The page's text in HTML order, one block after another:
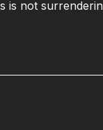
is not